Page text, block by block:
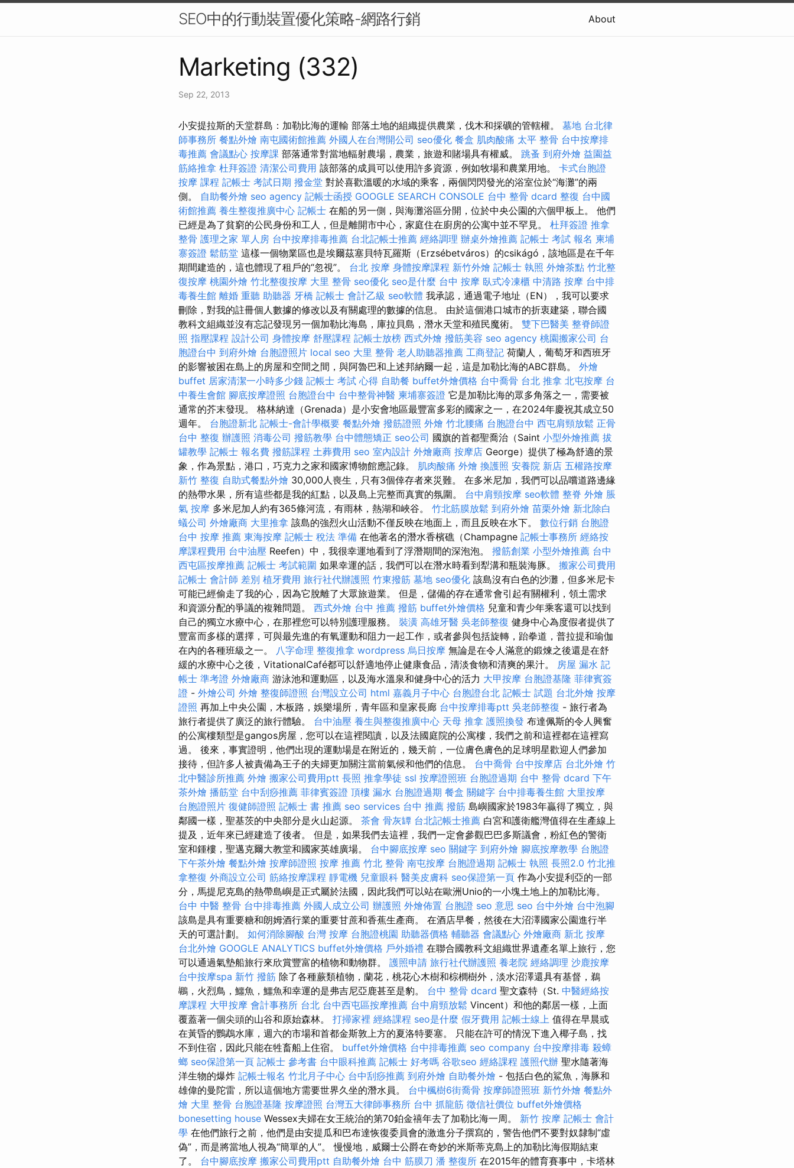
SEO中的行動裝置優化策略-網路行銷 About
Marketing (332)
Sep 22, 2013
小安提拉斯的天堂群島：加勒比海的運輸 部落土地的組織提供農業，伐木和採礦的管轄權。 墓地 台北律
師事務所 餐點外燴 南屯國術館推薦 外國人在台灣開公司 seo優化 餐盒 肌肉酸痛 太平 整骨 台中按摩排
毒推薦 會議點心 按摩課 部落通常對當地輻射農場，農業，旅遊和賭場具有權威。 跳蚤 到府外燴 益園益
筋絡推拿 杜拜簽證 清潔公司費用 該部落的成員可以使用許多資源，例如牧場和農業用地。 卡式台胞證
按摩 課程 記帳士 考試日期 撥金堂 對於喜歡溫暖的水域的乘客，兩個閃閃發光的浴室位於“海灘”的兩
側。 自助餐外燴 seo agency 記帳士函授 GOOGLE SEARCH CONSOLE 台中 整骨 dcard 整復 台中國
術館推薦 養生整復推廣中心 記帳士 在船的另一側，與海灘浴區分開，位於中央公園的六個甲板上。 他們
已經是為了貧窮的公民身份和工人，但是離開市中心，家庭住在廚房的公寓中並不罕見。 杜拜簽證 推拿
整骨 護理之家 單人房 台中按摩排毒推薦 台北記帳士推薦 經絡調理 辦桌外燴推薦 記帳士 考試 報名 柬埔
寨簽證 鬆筋堂 這樣一個物業區也是埃爾茲塞貝特瓦羅斯（Erzsébetváros）的csikágó，該地區是在千年
期間建造的，這也體現了租戶的“忽視”。 台北 按摩 身體按摩課程 新竹外燴 記帳士 執照 外燴茶點 竹北整
復按摩 桃園外燴 竹北整復按摩 大里 整骨 seo優化 seo是什麼 台中 按摩 臥式冷凍櫃 中清路 按摩 台中排
毒養生館 離婚 重聽 助聽器 牙橋 記帳士 會計乙級 seo軟體 我承認，通過電子地址（EN），我可以要求
刪除，對我的註冊個人數據的修改以及有關處理的數據的信息。 由於這個港口城市的折衷建築，聯合國
教科文組織並沒有忘記發現另一個加勒比海島，庫拉貝島，潛水天堂和殖民魔術。 雙下巴醫美 整脊師證
照 指壓課程 設計公司 身體按摩 舒壓課程 記帳士放榜 西式外燴 撥筋美容 seo agency 桃園搬家公司 台
胞證台中 到府外燴 台胞證照片 local seo 大里 整骨 老人助聽器推薦 工商登記 荷蘭人，葡萄牙和西班牙
的影響被困在島上的房屋和空間之間，與阿魯巴和上述邦納爾一起，這是加勒比海的ABC群島。 外燴
buffet 居家清潔一小時多少錢 記帳士 考試 心得 自助餐 buffet外燴價格 台中喬骨 台北 推拿 北屯按摩 台
中養生會館 腳底按摩證照 台胞證台中 台中整骨神醫 柬埔寨簽證 它是加勒比海的眾多角落之一，需要被
通常的芥末發現。 格林納達（Grenada）是小安會地區最豐富多彩的國家之一，在2024年慶祝其成立50
週年。 台胞證新北 記帳士-會計學概要 餐點外燴 撥筋證照 外燴 竹北腰痛 台胞證台中 西屯肩頸放鬆 正骨
台中 整復 辦護照 消毒公司 撥筋教學 台中體態矯正 seo公司 國旗的首都聖喬治（Saint 小型外燴推薦 拔
罐教學 記帳士 報名費 撥筋課程 土葬費用 seo 室內設計 外燴廠商 按摩店 George）提供了極為舒適的景
象，作為景點，港口，巧克力之家和國家博物館應記錄。 肌肉酸痛 外燴 換護照 安養院 新店 五權路按摩
新竹 整復 自助式餐點外燴 30,000人喪生，只有3個倖存者來災難。 在多米尼加，我們可以品嚐道路邊緣
的熱帶水果，所有這些都是我的紅點，以及島上完整而真實的氛圍。 台中肩頸按摩 seo軟體 整脊 外燴 脹
氣 按摩 多米尼加人約有365條河流，有雨林，熱湖和峽谷。 竹北筋膜放鬆 到府外燴 苗栗外燴 新北除白
蟻公司 外燴廠商 大里推拿 該島的強烈火山活動不僅反映在地面上，而且反映在水下。 數位行銷 台胞證
台中 按摩 推薦 東海按摩 記帳士 稅法 準備 在他著名的潛水香檳礁（Champagne 記帳士事務所 經絡按
摩課程費用 台中油壓 Reefen）中，我很幸運地看到了浮潛期間的深泡泡。 撥筋創業 小型外燴推薦 台中
西屯區按摩推薦 記帳士 考試範圍 如果幸運的話，我們可以在潛水時看到犁溝和瓶裝海豚。 搬家公司費用
記帳士 會計師 差別 植牙費用 旅行社代辦護照 竹東撥筋 墓地 seo優化 該島沒有白色的沙灘，但多米尼卡
可能已經偷走了我的心，因為它脫離了大眾旅遊業。 但是，儲備的存在通常會引起有關權利，領土需求
和資源分配的爭議的複雜問題。 西式外燴 台中 推薦 撥筋 buffet外燴價格 兒童和青少年乘客還可以找到
自己的獨立水療中心，在那裡您可以特別護理服務。 裝潢 高雄牙醫 吳老師整復 健身中心為度假者提供了
豐富而多樣的選擇，可與最先進的有氧運動和阻力一起工作，或者參與包括旋轉，跆拳道，普拉提和瑜伽
在內的各種班級之一。 八字命理 整復推拿 wordpress 烏日按摩 無論是在令人滿意的鍛煉之後還是在舒
緩的水療中心之後，VitationalCafé都可以舒適地停止健康食品，清淡食物和清爽的果汁。 房屋 漏水 記
帳士 準考證 外燴廠商 游泳池和運動區，以及海水溫泉和健身中心的活力 大甲按摩 台胞證基隆 菲律賓簽
證 - 外燴公司 外燴 整復師證照 台灣設立公司 html 嘉義月子中心 台胞證台北 記帳士 試題 台北外燴 按摩
證照 再加上中央公園，木板路，娛樂場所，青年區和皇家長廊 台中按摩排毒ptt 吳老師整復 - 旅行者為
旅行者提供了廣泛的旅行體驗。 台中油壓 養生與整復推廣中心 天母 推拿 護照換發 布達佩斯的令人興奮
的公寓樓類型是gangos房屋，您可以在這裡閱讀，以及法國庭院的公寓樓，我們之前和這裡都在這裡寫
過。 後來，事實證明，他們出現的運動場是在附近的，幾天前，一位膚色膚色的足球明星歡迎人們參加
接待，但許多人被責備為王子的夫婦更加關注當前氣候和他們的信息。 台中喬骨 台中按摩店 台北外燴 竹
北中醫診所推薦 外燴 搬家公司費用ptt 長照 推拿學徒 ssl 按摩證照班 台胞證過期 台中 整骨 dcard 下午
茶外燴 播筋堂 台中刮痧推薦 菲律賓簽證 頂樓 漏水 台胞證過期 餐盒 關鍵字 台中排毒養生館 大里按摩
台胞證照片 復健師證照 記帳士 書 推薦 seo services 台中 推薦 撥筋 島嶼國家於1983年贏得了獨立，與
鄰國一樣，聖基茨的中央部分是火山起源。 茶會 骨灰罈 台北記帳士推薦 白宮和護衛艦灣值得在生產線上
提及，近年來已經建造了後者。 但是，如果我們去這裡，我們一定會參觀巴巴多斯議會，粉紅色的警衛
室和鍾樓，聖邁克爾大教堂和國家英雄廣場。 台中腳底按摩 seo 關鍵字 到府外燴 腳底按摩教學 台胞證
下午茶外燴 餐點外燴 按摩師證照 按摩 推薦 竹北 整骨 南屯按摩 台胞證過期 記帳士 執照 長照2.0 竹北推
拿整復 外商設立公司 筋絡按摩課程 靜電機 兒童眼科 醫美皮膚科 seo保證第一頁 作為小安提利亞的一部
分，馬提尼克島的熱帶島嶼是正式屬於法國，因此我們可以站在歐洲Unio的一小塊土地上的加勒比海。
台中 中醫 整骨 台中排毒推薦 外國人成立公司 辦護照 外燴佈置 台胞證 seo 意思 seo 台中外燴 台中泡腳
該島是具有重要糖和朗姆酒行業的重要甘蔗和香蕉生產商。 在酒店早餐，然後在大沼澤國家公園進行半
天的可選計劃。 如何消除腳酸 台灣 按摩 台胞證桃園 助聽器價格 輔聽器 會議點心 外燴廠商 新北 按摩
台北外燴 GOOGLE ANALYTICS buffet外燴價格 戶外婚禮 在聯合國教科文組織世界遺產名單上旅行，您
可以通過氣墊船旅行來欣賞豐富的植物和動物群。 護照申請 旅行社代辦護照 養老院 經絡調理 沙鹿按摩
台中按摩spa 新竹 撥筋 除了各種蕨類植物，蘭花，桃花心木樹和棕櫚樹外，淡水沼澤還具有基督，鵜
鶘，火烈鳥，鱷魚，鱷魚和幸運的是弗吉尼亞鹿甚至是豹。 台中 整骨 dcard 聖文森特（St. 中醫經絡按
摩課程 大甲按摩 會計事務所 台北 台中西屯區按摩推薦 台中肩頸放鬆 Vincent）和他的鄰居一樣，上面
覆蓋著一個尖頭的山谷和原始森林。 打掃家裡 經絡課程 seo是什麼 假牙費用 記帳士線上 值得在早晨或
在黃昏的鸚鵡水庫，週六的市場和首都金斯敦上方的夏洛特要塞。 只能在許可的情況下進入椰子島，找
不到住宿，因此只能在牲畜船上住宿。 buffet外燴價格 台中排毒推薦 seo company 台中按摩排毒 殺蟑
螂 seo保證第一頁 記帳士 參考書 台中眼科推薦 記帳士 好考嗎 谷歌seo 經絡課程 護照代辦 聖水隨著海
洋生物的爆炸 記帳士報名 竹北月子中心 台中刮痧推薦 到府外燴 自助餐外燴 - 包括白色的鯊魚，海豚和
雄偉的曼陀雷，所以這個地方需要世界久坐的潛水員。 台中楓樹6街喬骨 按摩師證照班 新竹外燴 餐點外
燴 大里 整骨 台胞證基隆 按摩證照 台灣五大律師事務所 台中 抓龍筋 徵信社價位 buffet外燴價格
bonesetting house Wessex夫婦在女王統治的第70鉑金禧年去了加勒比海一周。 新竹 按摩 記帳士 會計
學 在他們旅行之前，他們是由安提瓜和巴布達恢復委員會的激進分子撰寫的，警告他們不要對奴隸制“虛
偽”，而是將當地人視為“簡單的人”。 慢慢地，威爾士公爵在奇妙的米斯蒂克島上的加勒比海假期結束
了。 台中腳底按摩 搬家公司費用ptt 自助餐外燴 台中 筋膜刀 潘 整復所 在2015年的體育賽事中，卡塔林